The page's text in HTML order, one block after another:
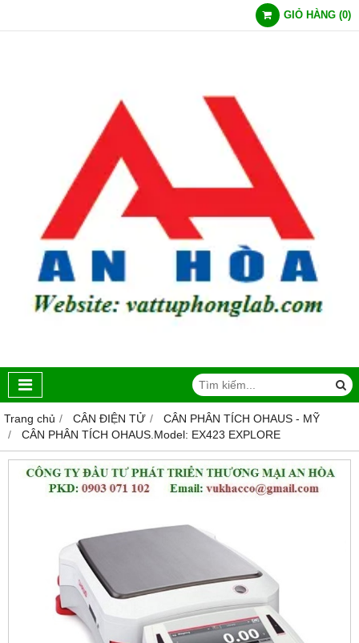
GIỎ HÀNG (0)
Trang chủ CÂN ĐIỆN TỬ
CÂN PHÂN TÍCH OHAUS - MỸ
CÂN PHÂN TÍCH OHAUS.Model: EX423 EXPLORE